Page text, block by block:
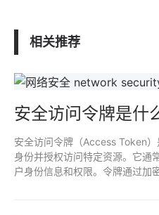
相关推荐
安全访问令牌是什
安全访问令牌（Access Token
身份并授权访问特定资源。它通
户身份信息和权限。令牌通过加